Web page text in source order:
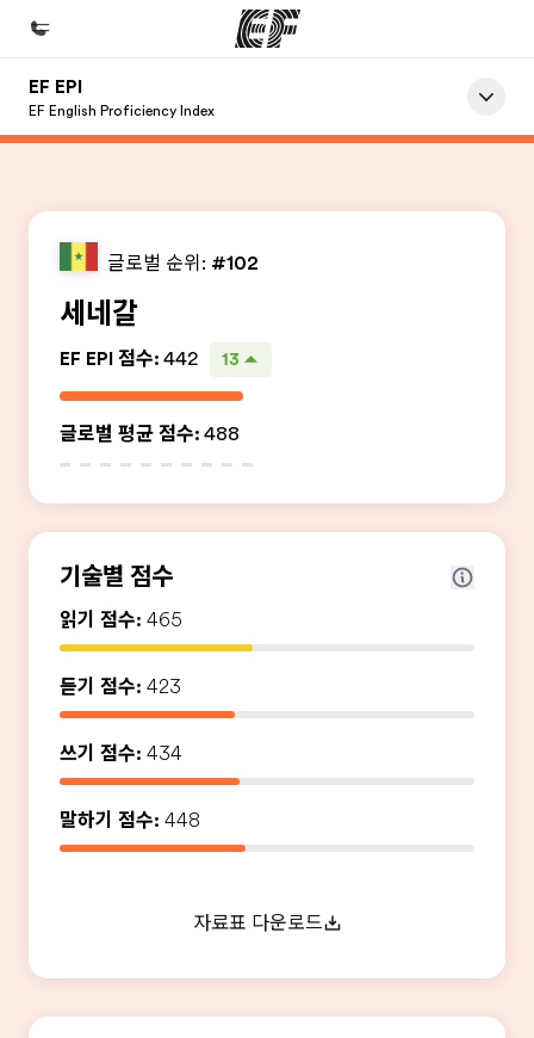
가까운 지사 검색
회사 소개
글로벌 인재 채용
EF EPI
EF English Proficiency Index
글로벌 순위: #102
세네갈
EF EPI 점수: 442 13
글로벌 평균 점수: 488
기술별 점수
읽기 점수: 465
듣기 점수: 423
쓰기 점수: 434
말하기 점수: 448
자료표 다운로드